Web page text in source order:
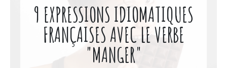
9 EXPRESSIONS IDIOMATIQUES
FRANÇAISES AVEC LE VERBE
"MANGER"